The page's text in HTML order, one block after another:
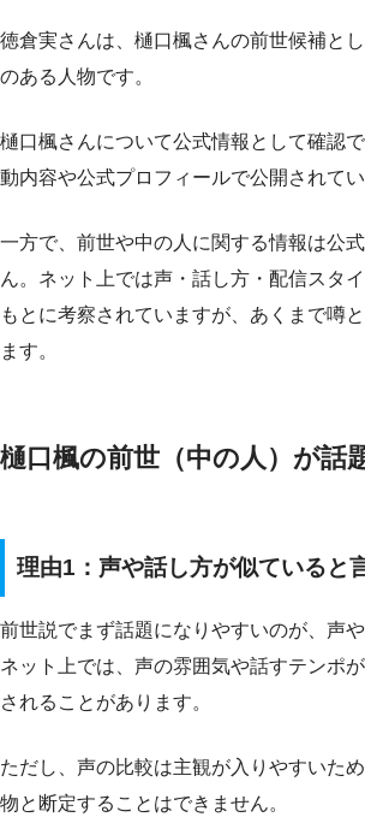
徳倉実さんは、樋口楓さんの前世候補と
のある人物です。
樋口楓さんについて公式情報として確認
動内容や公式プロフィールで公開されて
一方で、前世や中の人に関する情報は公
ん。ネット上では声・話し方・配信スタ
もとに考察されていますが、あくまで噂
ます。
樋口楓の前世（中の人）が話
理由1：声や話し方が似ていると
前世説でまず話題になりやすいのが、声
ネット上では、声の雰囲気や話すテンポ
されることがあります。
ただし、声の比較は主観が入りやすいた
物と断定することはできません。